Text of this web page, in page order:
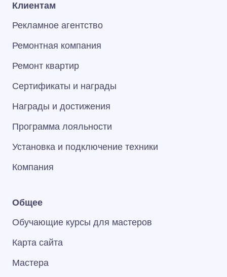
Клиентам
Рекламное агентство
Ремонтная компания
Ремонт квартир
Сертификаты и награды
Награды и достижения
Программа лояльности
Установка и подключение техники
Компания
Общее
Обучающие курсы для мастеров
Карта сайта
Мастера